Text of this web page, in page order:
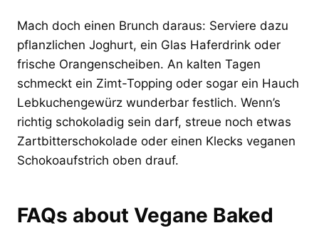
Mach doch einen Brunch daraus: Serviere dazu
pflanzlichen Joghurt, ein Glas Haferdrink oder
frische Orangenscheiben. An kalten Tagen
schmeckt ein Zimt-Topping oder sogar ein Hauch
Lebkuchengewürz wunderbar festlich. Wenn’s
richtig schokoladig sein darf, streue noch etwas
Zartbitterschokolade oder einen Klecks veganen
Schokoaufstrich oben drauf.
FAQs about Vegane Baked